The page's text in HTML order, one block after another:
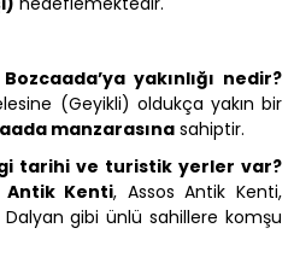
yakınlığı nedir?
(Geyikli) oldukça yakın bir
manzarasına sahiptir.
tarihi ve turistik yerler var?
Kenti, Assos Antik Kenti,
gibi ünlü sahillere komşu